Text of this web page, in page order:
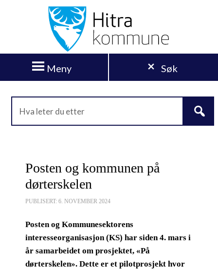
Meny Søk
Posten og kommunen på
dørterskelen
PUBLISERT: 6. NOVEMBER 2024
Posten og Kommunesektorens
interesseorganisasjon (KS) har siden 4. mars i
år samarbeidet om prosjektet, «På
dørterskelen». Dette er et pilotprosjekt hvor